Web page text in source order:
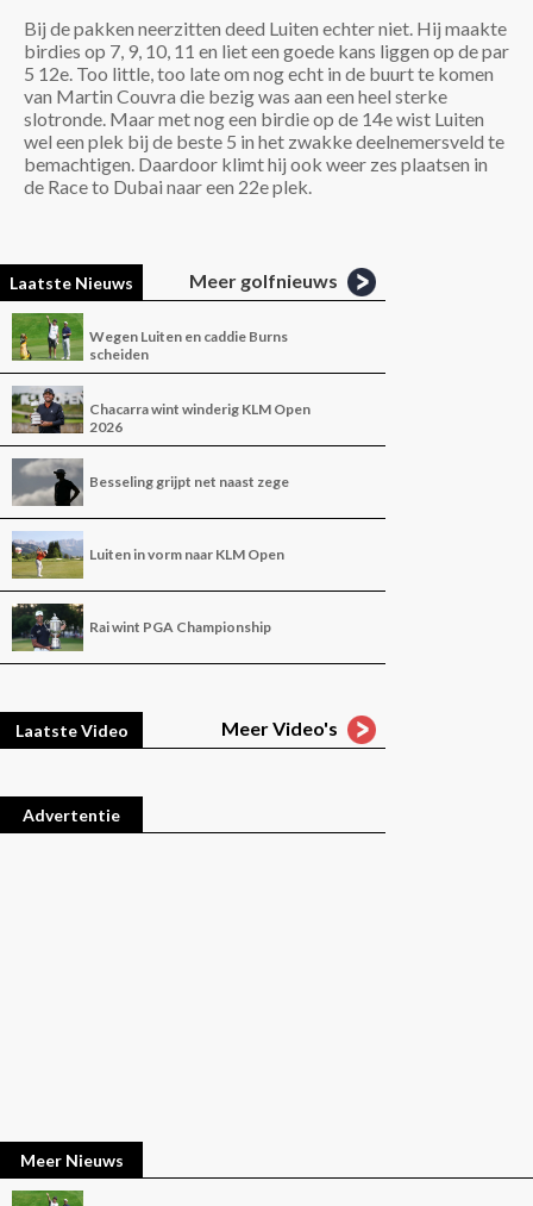
Bij de pakken neerzitten deed Luiten echter niet. Hij maakte
birdies op 7, 9, 10, 11 en liet een goede kans liggen op de par
5 12e. Too little, too late om nog echt in de buurt te komen
van Martin Couvra die bezig was aan een heel sterke
slotronde. Maar met nog een birdie op de 14e wist Luiten
wel een plek bij de beste 5 in het zwakke deelnemersveld te
bemachtigen. Daardoor klimt hij ook weer zes plaatsen in
de Race to Dubai naar een 22e plek.
Laatste Nieuws Meer golfnieuws
Wegen Luiten en caddie Burns
scheiden
Chacarra wint winderig KLM Open
2026
Besseling grijpt net naast zege
Luiten in vorm naar KLM Open
Rai wint PGA Championship
Laatste Video Meer Video's
Advertentie
Meer Nieuws